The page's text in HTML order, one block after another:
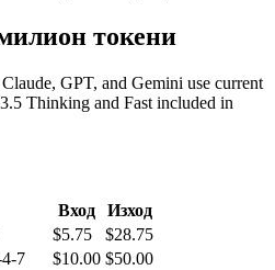
токени
GPT, and Gemini use current
Thinking and Fast included in
Вход
Изход
$5.75 $28.75
7 $10.00 $50.00